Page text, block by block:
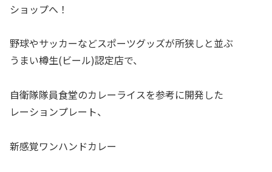
ショップへ！
野球やサッカーなどスポーツグッズが所狭しと並ぶ
うまい樽生(ビール)認定店で、
自衛隊隊員食堂のカレーライスを参考に開発した
レーションプレート、
新感覚ワンハンドカレー